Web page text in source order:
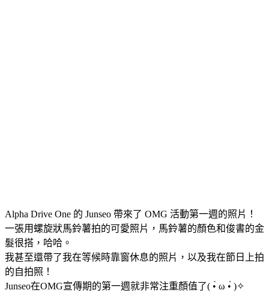
Alpha Drive One 的 Junseo 帶來了 OMG 活動第一週的照片！
一張用螺旋狀馬鈴薯拍的可愛照片，馬鈴薯的顏色和俊書的金
髮很搭，哈哈。
我甚至還帶了我在等候時靠窗休息的照片，以及我在節日上拍
的自拍照！
Junseo在OMG宣傳期的第一週就非常注重顏值了( •̀ ω •́ )✧